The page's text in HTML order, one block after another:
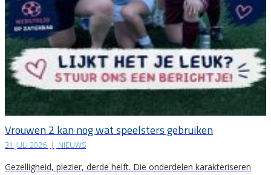
Vrouwen 2 kan nog wat speelsters gebruiken
31 JULI 2026 | NIEUWS
Gezelligheid, plezier, derde helft. Die onderdelen karakteriseren